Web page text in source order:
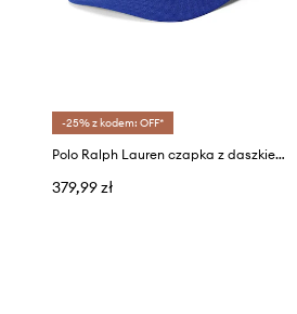
-25% z kodem: OFF*
Polo Ralph Lauren czapka z daszkiem męska
379,99 zł